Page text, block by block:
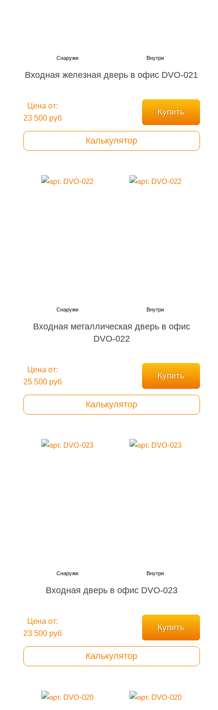
Входная железная дверь в офис DVO-021
Цена от:
23 500 руб
Купить
Калькулятор
Входная металлическая дверь в офис
DVO-022
Цена от:
25 500 руб
Купить
Калькулятор
Входная дверь в офис DVO-023
Цена от:
23 500 руб
Купить
Калькулятор